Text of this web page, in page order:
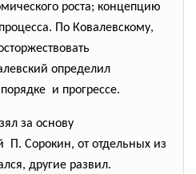
роста; концепцию
По Ковалевскому,
определил
и прогрессе.
за основу
Сорокин, от отдельных из
другие развил.